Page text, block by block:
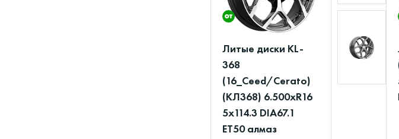
Литые диски KL-
368
(16_Ceed/Cerato)
(КЛ368) 6.500xR16
5x114.3 DIA67.1
ET50 алмаз